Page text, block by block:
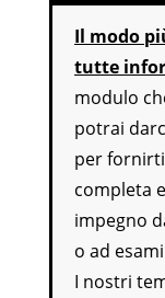
Il modo
tutte
modulo
potrai
per
completa
impegno
o ad
I nostri